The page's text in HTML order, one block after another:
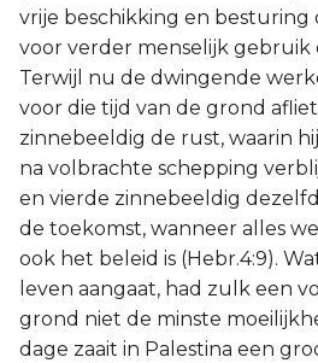
vrije beschikking en besturing
voor verder menselijk gebruik
Terwijl nu de dwingende
voor die tijd van de grond
zinnebeeldig de rust, waarin
na volbrachte schepping
en vierde zinnebeeldig
de toekomst, wanneer alles
ook het beleid is (Hebr.4:9).
leven aangaat, had zulk een
grond niet de minste
dage zaait in Palestina een